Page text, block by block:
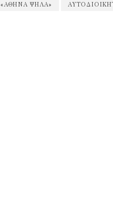
«ΑΘΉΝΑ ΨΗΛΆ»